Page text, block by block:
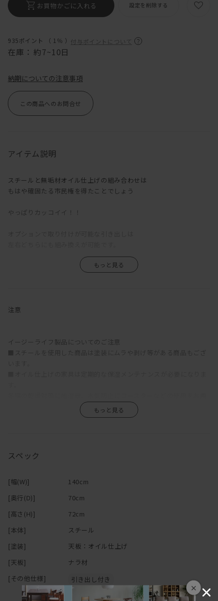
×
935ポイント （ 1％ ） 付与ポイントについて
在庫： 約7~10日
お買物かごに入れる 設定を削除する
納期についての注意事項
この商品へのお問合せ
アイテム説明
スチールと無垢材オイル仕上げの組み合わせは
もはや確固たる市民権を得たことでしょう
やっぱりカッコイイ！！
注意
イージーライフ製品についてのご注意
上記の理由での返品・交換はお受けできませんのでご了承ください
スペック
[幅(W)]
140cm
[奥行(D)]
70cm
[高さ(H)]
72cm
[本体]
スチール
[塗装]
天板：オイル仕上げ
[天板]
ナラ材
[その他仕様]
引き出し付き